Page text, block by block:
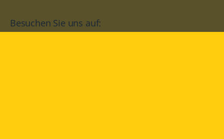
Besuchen Sie uns auf: